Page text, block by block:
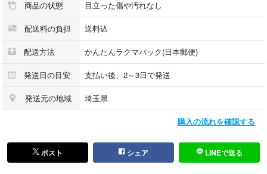
#BLUELABELCRESTBRIDGE
#ブルーレーベルクレストブリッジ
#LOVELESS
#ラブレス
#アニエスベー
#バーバリー
#VivienneWestwood
#ジルスチュアート
#greenlabelrelaxing
商品の状態 目立った傷や汚れなし
配送料の負担 送料込
配送方法 かんたんラクマパック(日本郵便)
発送日の目安 支払い後、2～3日で発送
発送元の地域 埼玉県
購入の流れを確認する
ポスト シェア LINEで送る